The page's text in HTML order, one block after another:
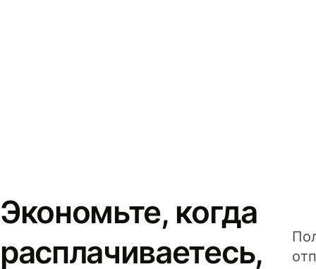
Экономьте, когда
расплачиваетесь,